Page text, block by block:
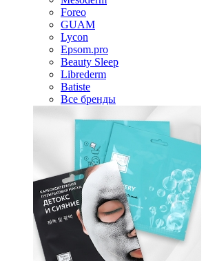
Foreo
GUAM
Lycon
Epsom.pro
Beauty Sleep
Librederm
Batiste
Все бренды